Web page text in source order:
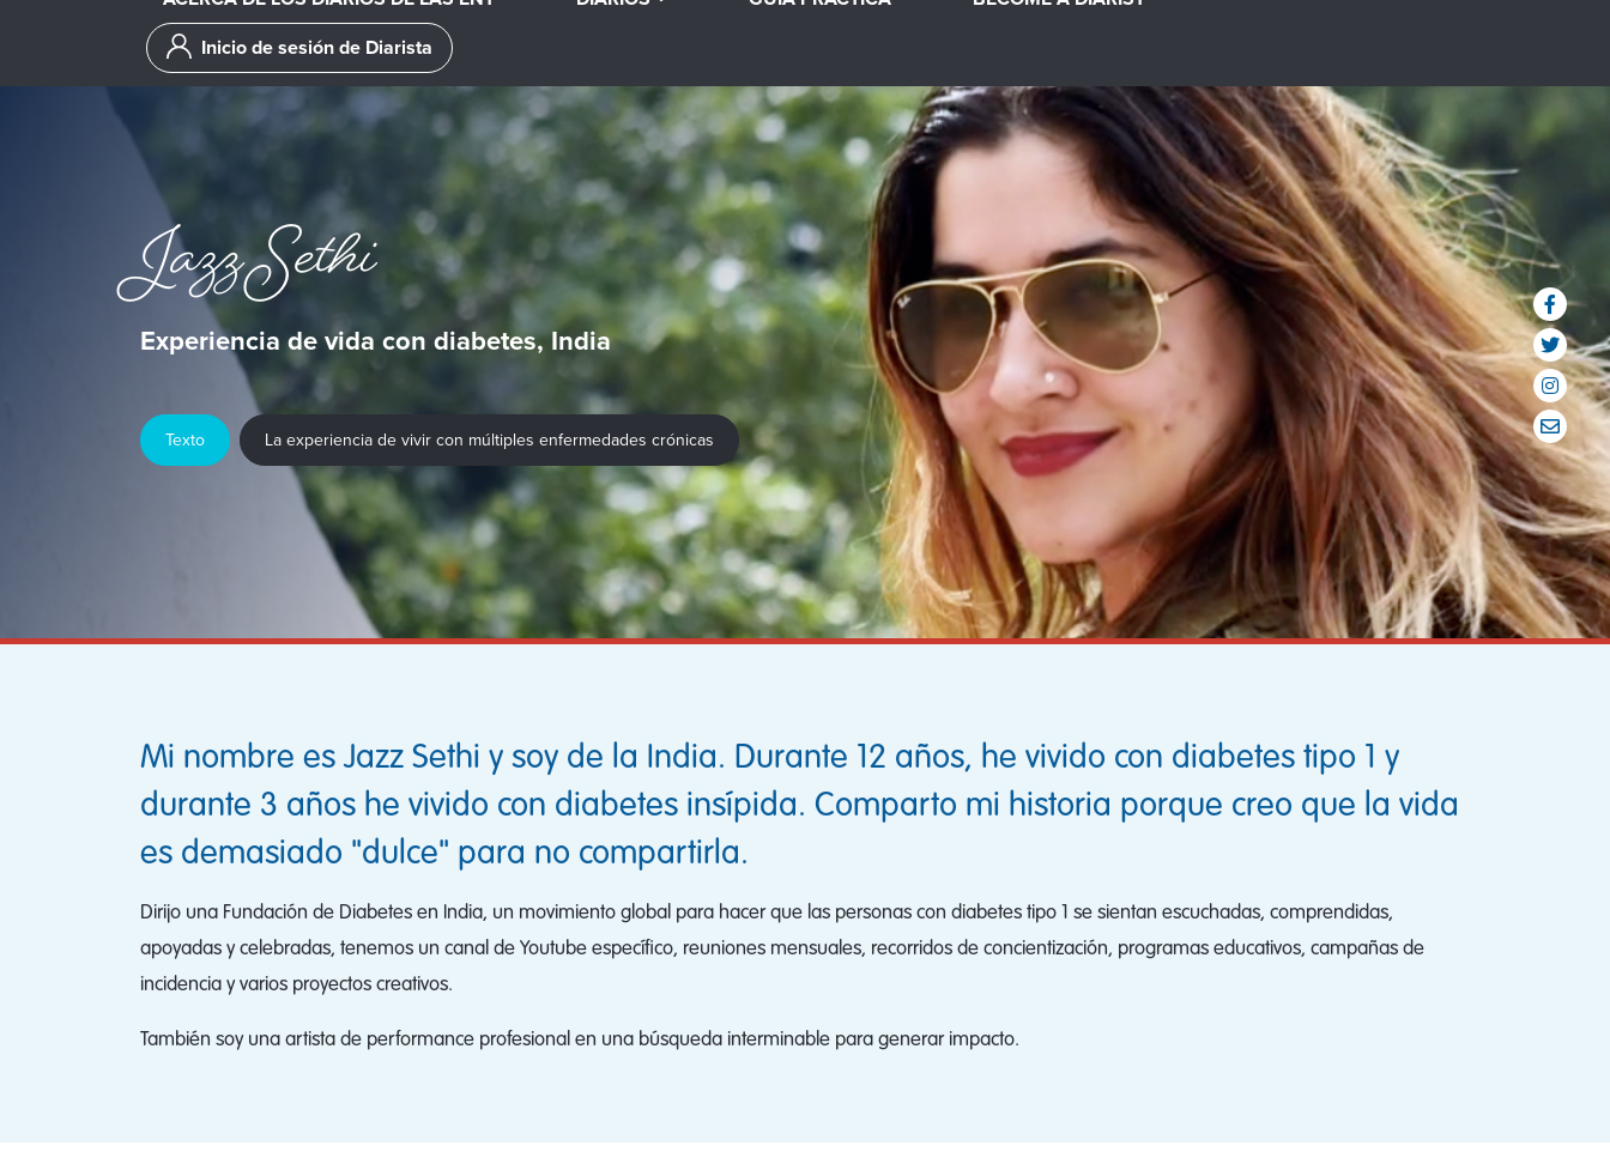
Inicio de sesión de Diarista
Jazz Sethi
Experiencia de vida con diabetes, India
Texto La experiencia de vivir con múltiples enfermedades crónicas
Mi nombre es Jazz Sethi y soy de la India. Durante 12 años, he vivido con diabetes tipo 1 y
durante 3 años he vivido con diabetes insípida. Comparto mi historia porque creo que la vida
es demasiado "dulce" para no compartirla.
Dirijo una Fundación de Diabetes en India, un movimiento global para hacer que las personas con diabetes tipo 1 se sientan escuchadas, comprendidas,
apoyadas y celebradas, tenemos un canal de Youtube específico, reuniones mensuales, recorridos de concientización, programas educativos, campañas de
incidencia y varios proyectos creativos.
También soy una artista de performance profesional en una búsqueda interminable para generar impacto.